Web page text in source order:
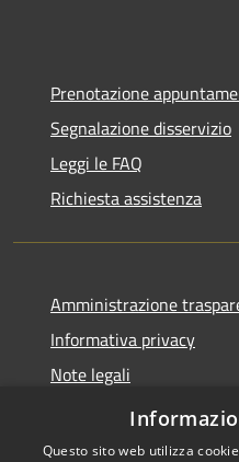
Prenotazione
Segnalazione disservizio
Leggi le FAQ
Richiesta assistenza
Amministrazione
Informativa privacy
Note legali
Dichiarazione di
Questo sito web utilizza